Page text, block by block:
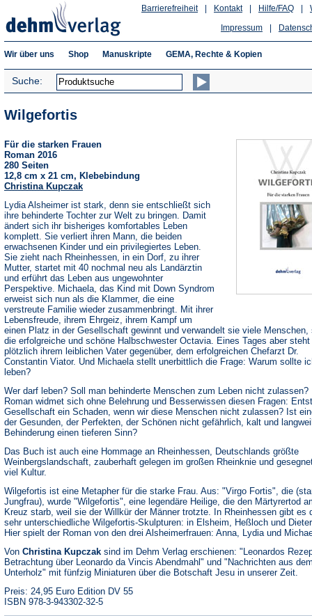
Hilfe/FAQ
Kontakt
Barrierefreiheit
Impressum
Wir über uns Shop Manuskripte GEMA, Rechte & Kopien
Suche:
Wilgefortis
Für die starken Frauen
Roman 2016
280 Seiten
12,8 cm x 21 cm, Klebebindung
Christina Kupczak
Lydia Alsheimer ist stark, denn sie entschließt sich
ihre behinderte Tochter zur Welt zu bringen. Damit
ändert sich ihr bisheriges komfortables Leben
komplett. Sie verliert ihren Mann, die beiden
erwachsenen Kinder und ein privilegiertes Leben.
Sie zieht nach Rheinhessen, in ein Dorf, zu ihrer
Mutter, startet mit 40 nochmal neu als Landärztin
und erführt das Leben aus ungewohnter
Perspektive. Michaela, das Kind mit Down Syndrom
erweist sich nun als die Klammer, die eine
verstreute Familie wieder zusammenbringt. Mit ihrer
Lebensfreude, ihrem Ehrgeiz, ihrem Kampf um
einen Platz in der Gesellschaft gewinnt und verwandelt sie viele Menschen,
die erfolgreiche und schöne Halbschwester Octavia. Eines Tages aber
plötzlich ihrem leiblichen Vater gegenüber, dem erfolgreichen Chefarzt Dr.
Constantin Viator. Und Michaela stellt unerbittlich die Frage: Warum sollte
leben?
Wer darf leben? Soll man behinderte Menschen zum Leben nicht zulassen?
Roman widmet sich ohne Belehrung und Besserwissen diesen Fragen:
Gesellschaft ein Schaden, wenn wir diese Menschen nicht zulassen? Ist
der Gesunden, der Perfekten, der Schönen nicht gefährlich, kalt und
Behinderung einen tieferen Sinn?
Das Buch ist auch eine Hommage an Rheinhessen, Deutschlands größte
Weinbergslandschaft, zauberhaft gelegen im großen Rheinknie und
viel Kultur.
Wilgefortis ist eine Metapher für die starke Frau. Aus: "Virgo Fortis", die
Jungfrau), wurde "Wilgefortis", eine legendäre Heilige, die den Märtyrertod
Kreuz starb, weil sie der Willkür der Männer trotzte. In Rheinhessen gibt es
sehr unterschiedliche Wilgefortis-Skulpturen: in Elsheim, Heßloch und
Hier spielt der Roman von den drei Alsheimerfrauen: Anna, Lydia und
Von Christina Kupczak sind im Dehm Verlag erschienen: "Leonardos
Betrachtung über Leonardo da Vincis Abendmahl" und "Nachrichten aus
Unterholz" mit fünfzig Miniaturen über die Botschaft Jesu in unserer Zeit.
Preis: 24,95 Euro Edition DV 55
ISBN 978-3-943302-32-5